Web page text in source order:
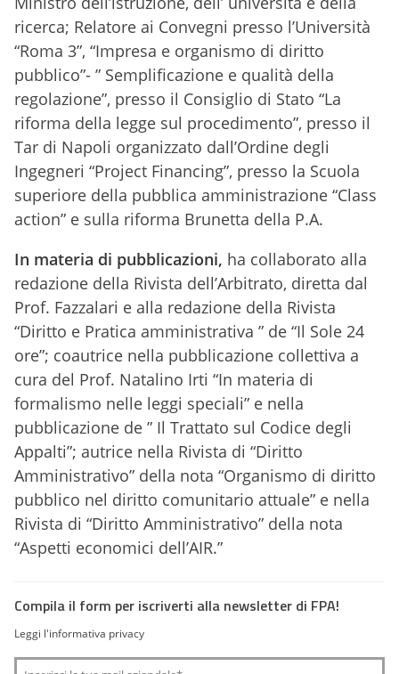
ricerca; Relatore ai Convegni presso l’Università
“Roma 3”, “Impresa e organismo di diritto
pubblico”- ” Semplificazione e qualità della
regolazione”, presso il Consiglio di Stato “La
riforma della legge sul procedimento”, presso il
Tar di Napoli organizzato dall’Ordine degli
Ingegneri “Project Financing”, presso la Scuola
superiore della pubblica amministrazione “Class
action” e sulla riforma Brunetta della P.A.
In materia di pubblicazioni, ha collaborato alla
redazione della Rivista dell’Arbitrato, diretta dal
Prof. Fazzalari e alla redazione della Rivista
“Diritto e Pratica amministrativa ” de “Il Sole 24
ore”; coautrice nella pubblicazione collettiva a
cura del Prof. Natalino Irti “In materia di
formalismo nelle leggi speciali” e nella
pubblicazione de ” Il Trattato sul Codice degli
Appalti”; autrice nella Rivista di “Diritto
Amministrativo” della nota “Organismo di diritto
pubblico nel diritto comunitario attuale” e nella
Rivista di “Diritto Amministrativo” della nota
“Aspetti economici dell’AIR.”
Compila il form per iscriverti alla newsletter di FPA!
Leggi l'informativa privacy